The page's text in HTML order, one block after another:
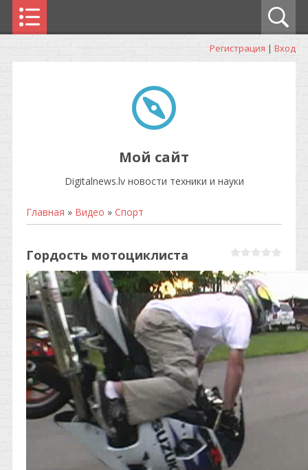
Регистрация | Вход
Мой сайт
Digitalnews.lv новости техники и науки
Главная » Видео » Спорт
Гордость мотоциклиста